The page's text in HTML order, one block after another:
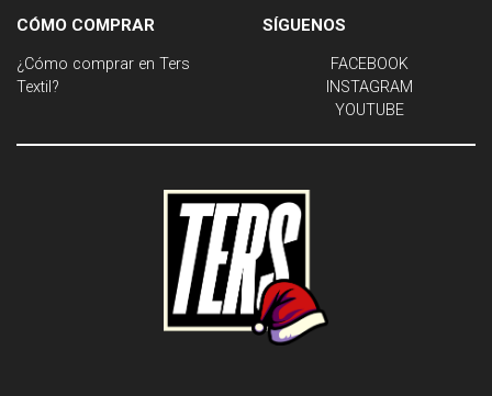
CÓMO COMPRAR
¿Cómo comprar en Ters
Textil?
SÍGUENOS
FACEBOOK
INSTAGRAM
YOUTUBE